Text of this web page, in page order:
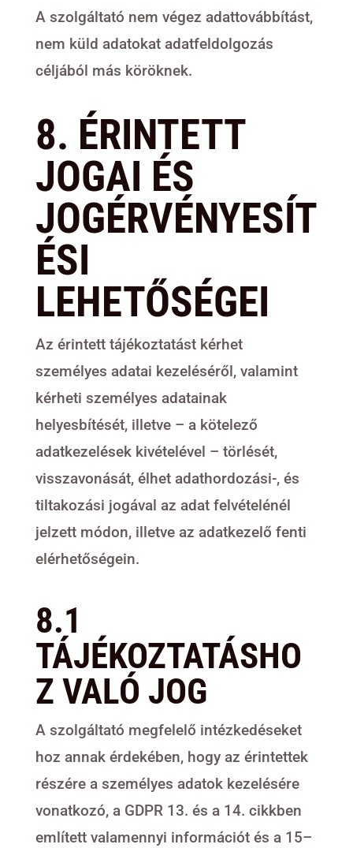
A szolgáltató nem végez adattovábbítást,
nem küld adatokat adatfeldolgozás
céljából más köröknek.
8. ÉRINTETT
JOGAI ÉS
JOGÉRVÉNYESÍT
ÉSI
LEHETŐSÉGEI
Az érintett tájékoztatást kérhet
személyes adatai kezeléséről, valamint
kérheti személyes adatainak
helyesbítését, illetve – a kötelező
adatkezelések kivételével – törlését,
visszavonását, élhet adathordozási-, és
tiltakozási jogával az adat felvételénél
jelzett módon, illetve az adatkezelő fenti
elérhetőségein.
8.1
TÁJÉKOZTATÁSHO
Z VALÓ JOG
A szolgáltató megfelelő intézkedéseket
hoz annak érdekében, hogy az érintettek
részére a személyes adatok kezelésére
vonatkozó, a GDPR 13. és a 14. cikkben
említett valamennyi információt és a 15–